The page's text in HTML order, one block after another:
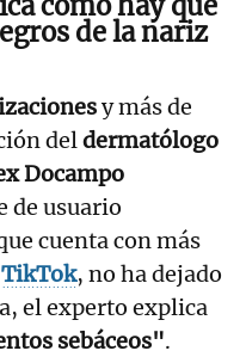
de la nariz
y más de
deldermatólogo
Docampo
de usuario
cuenta con más
TikTok, no ha dejado
el experto explica
sebáceos".